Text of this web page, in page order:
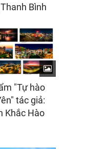
Bình
"Tự hào
tác giả:
Khắc Hào